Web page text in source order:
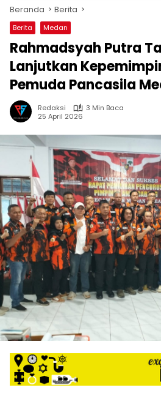
Beranda Berita
Berita Medan
Rahmadsyah Putra
Lanjutkan
Pemuda Pancasila
Redaksi
3 Min Baca
25 April 2026